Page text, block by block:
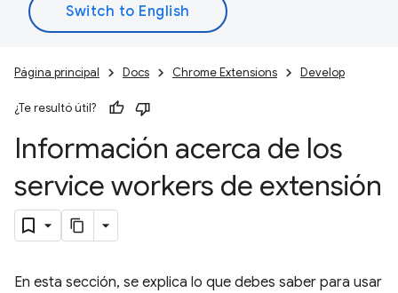
Página principal Docs Chrome Extensions Develop
¿Te resultó útil?
Información acerca de los
service workers de extensión
En esta sección, se explica lo que debes saber para usar